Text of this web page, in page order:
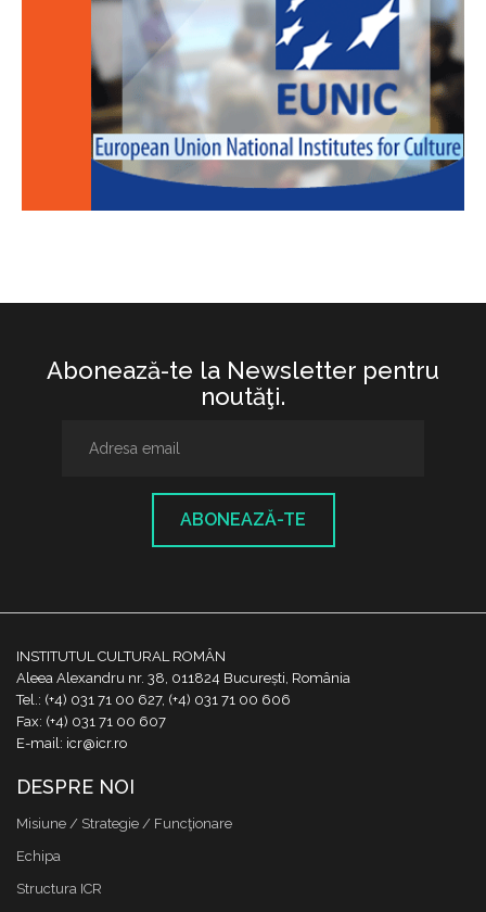
Abonează-te la Newsletter pentru
noutăţi.
ABONEAZĂ-TE
INSTITUTUL CULTURAL ROMÂN
Aleea Alexandru nr. 38, 011824 București, România
Tel.: (+4) 031 71 00 627, (+4) 031 71 00 606
Fax: (+4) 031 71 00 607
E-mail: icr@icr.ro
DESPRE NOI
Misiune / Strategie / Funcţionare
Echipa
Structura ICR